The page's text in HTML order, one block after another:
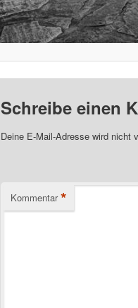
Schreibe einen
Deine E-Mail-Adresse wird nicht
Kommentar *